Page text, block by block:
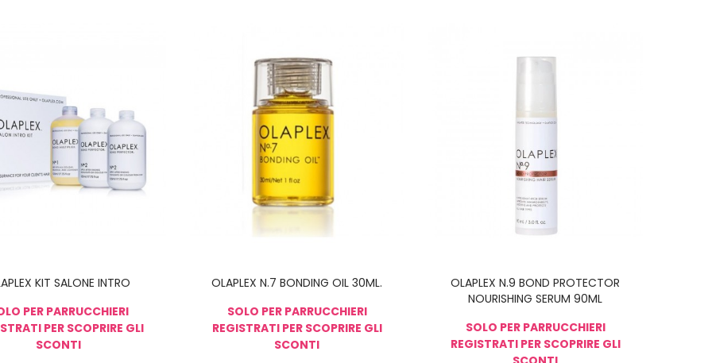
KIT SALONE INTRO
PER PARRUCCHIERI
PER SCOPRIRE GLI
SCONTI
OLAPLEX N.7 BONDING OIL 30ML.
SOLO PER PARRUCCHIERI
REGISTRATI PER SCOPRIRE GLI
SCONTI
OLAPLEX N.9 BOND PROTECTOR
NOURISHING SERUM 90ML
SOLO PER PARRUCCHIERI
REGISTRATI PER SCOPRIRE GLI